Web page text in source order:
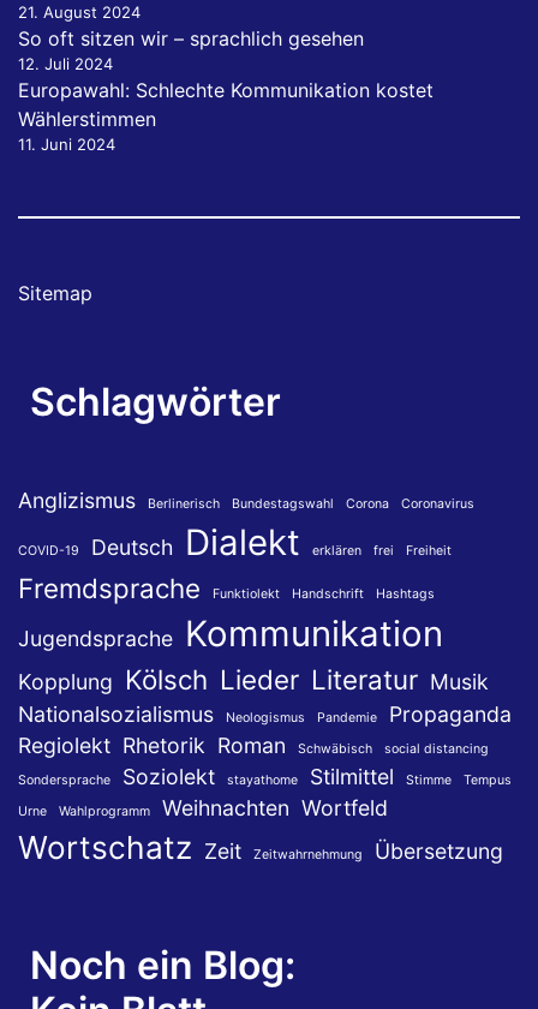
21. August 2024
So oft sitzen wir – sprachlich gesehen
12. Juli 2024
Europawahl: Schlechte Kommunikation kostet
Wählerstimmen
11. Juni 2024
Sitemap
Schlagwörter
Anglizismus Berlinerisch Bundestagswahl Corona Coronavirus
COVID-19 Deutsch Dialekt erklären frei Freiheit
Fremdsprache Funktiolekt Handschrift Hashtags
Jugendsprache Kommunikation
Kopplung Kölsch Lieder Literatur Musik
Nationalsozialismus
Neologismus Pandemie
Propaganda
Regiolekt Rhetorik Roman Schwäbisch
social distancing
Sondersprache
Soziolekt stayathome Stilmittel Stimme
Tempus
Urne
Wahlprogramm Weihnachten Wortfeld
Wortschatz Zeit Zeitwahrnehmung Übersetzung
Noch ein Blog: